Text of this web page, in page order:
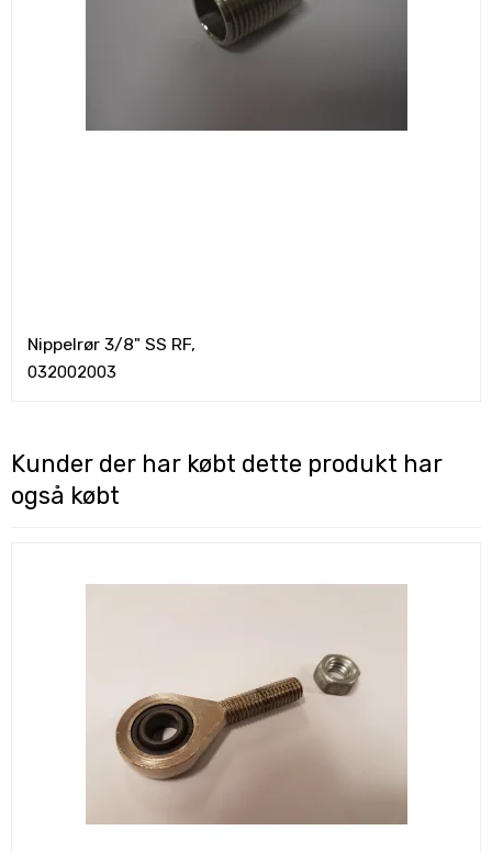
Nippelrør 3/8" SS RF,
032002003
Kunder der har købt dette produkt har
også købt